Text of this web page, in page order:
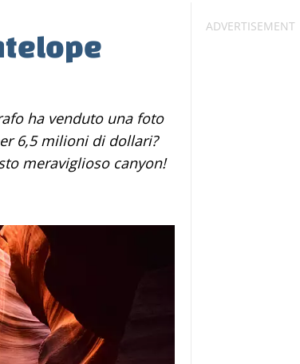
6,5 milioni di dollari?
meraviglioso canyon!